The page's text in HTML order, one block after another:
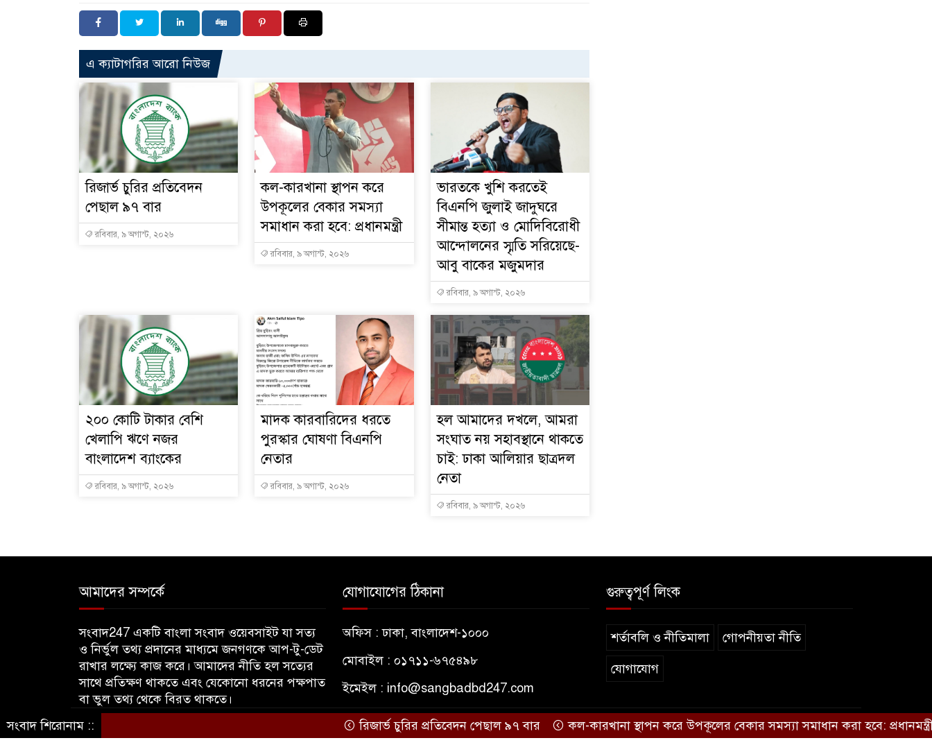
এ ক্যাটাগরির আরো নিউজ
রিজার্ভ চুরির প্রতিবেদন
পেছাল ৯৭ বার
রবিবার, ৯ অগাস্ট, ২০২৬
কল-কারখানা স্থাপন করে
উপকূলের বেকার সমস্যা
সমাধান করা হবে: প্রধানমন্ত্রী
রবিবার, ৯ অগাস্ট, ২০২৬
ভারতকে খুশি করতেই
বিএনপি জুলাই জাদুঘরে
সীমান্ত হত্যা ও মোদিবিরোধী
আন্দোলনের স্মৃতি সরিয়েছে-
আবু বাকের মজুমদার
রবিবার, ৯ অগাস্ট, ২০২৬
২০০ কোটি টাকার বেশি
খেলাপি ঋণে নজর
বাংলাদেশ ব্যাংকের
রবিবার, ৯ অগাস্ট, ২০২৬
মাদক কারবারিদের ধরতে
পুরস্কার ঘোষণা বিএনপি
নেতার
রবিবার, ৯ অগাস্ট, ২০২৬
হল আমাদের দখলে, আমরা
সংঘাত নয় সহাবস্থানে থাকতে
চাই: ঢাকা আলিয়ার ছাত্রদল
নেতা
রবিবার, ৯ অগাস্ট, ২০২৬
আমাদের সম্পর্কে
সংবাদ247 একটি বাংলা সংবাদ ওয়েবসাইট যা সত্য
ও নির্ভুল তথ্য প্রদানের মাধ্যমে জনগণকে আপ-টু-ডেট
রাখার লক্ষ্যে কাজ করে। আমাদের নীতি হল সত্যের
সাথে প্রতিক্ষণ থাকতে এবং যেকোনো ধরনের পক্ষপাত
বা ভুল তথ্য থেকে বিরত থাকতে।
যোগাযোগের ঠিকানা
অফিস : ঢাকা, বাংলাদেশ-১০০০
মোবাইল : ০১৭১১-৬৭৫৪৯৮
ইমেইল : info@sangbadbd247.com
গুরুত্বপূর্ণ লিংক
শর্তাবলি ও নীতিমালা গোপনীয়তা নীতি
যোগাযোগ
© sangbadbd247 .
সংবাদ শিরোনাম :: রিজার্ভ চুরির প্রতিবেদন পেছাল ৯৭ বার কল-কারখানা স্থাপন করে উপকূলের বেকার সমস্যা সমাধান করা হবে: প্রধানমন্ত্রী